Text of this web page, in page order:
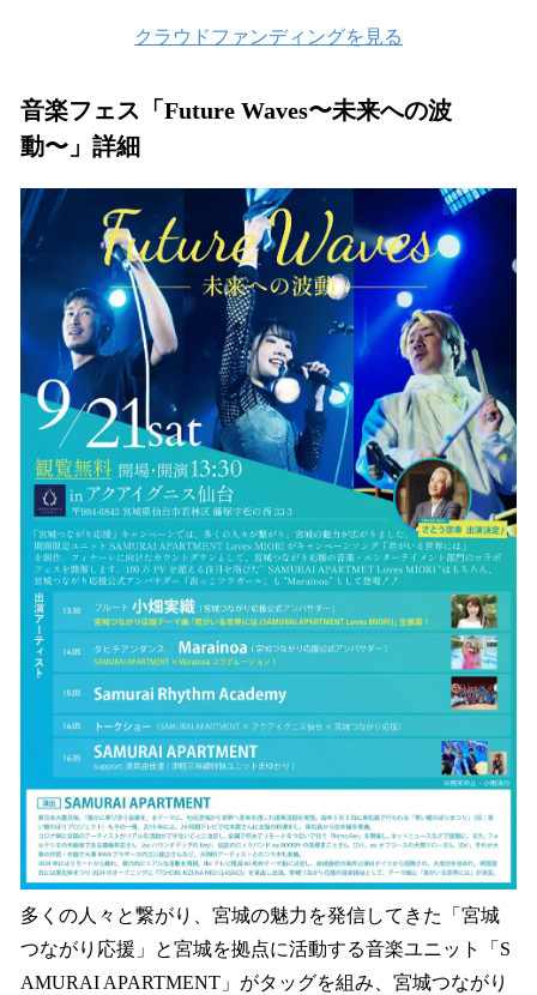
クラウドファンディングを見る
音楽フェス「Future Waves〜未来への波
動〜」詳細
多くの人々と繋がり、宮城の魅力を発信してきた「宮城
つながり応援」と宮城を拠点に活動する音楽ユニット「S
AMURAI APARTMENT」がタッグを組み、宮城つながり